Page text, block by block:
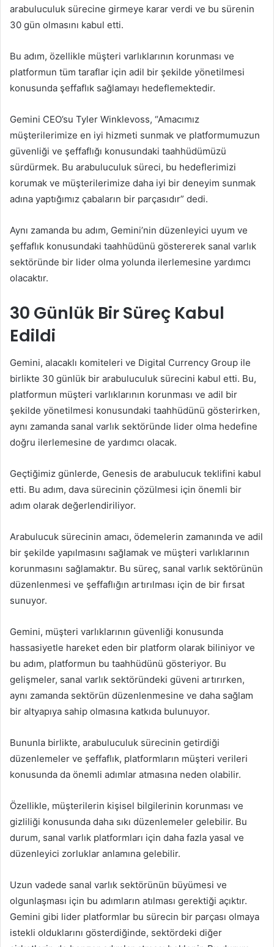
arabuluculuk sürecine girmeye karar verdi ve bu sürenin
30 gün olmasını kabul etti.
Bu adım, özellikle müşteri varlıklarının korunması ve
platformun tüm taraflar için adil bir şekilde yönetilmesi
konusunda şeffaflık sağlamayı hedeflemektedir.
Gemini CEO’su Tyler Winklevoss, “Amacımız
müşterilerimize en iyi hizmeti sunmak ve platformumuzun
güvenliği ve şeffaflığı konusundaki taahhüdümüzü
sürdürmek. Bu arabuluculuk süreci, bu hedeflerimizi
korumak ve müşterilerimize daha iyi bir deneyim sunmak
adına yaptığımız çabaların bir parçasıdır” dedi.
Aynı zamanda bu adım, Gemini’nin düzenleyici uyum ve
şeffaflık konusundaki taahhüdünü göstererek sanal varlık
sektöründe bir lider olma yolunda ilerlemesine yardımcı
olacaktır.
30 Günlük Bir Süreç Kabul
Edildi
Gemini, alacaklı komiteleri ve Digital Currency Group ile
birlikte 30 günlük bir arabuluculuk sürecini kabul etti. Bu,
platformun müşteri varlıklarının korunması ve adil bir
şekilde yönetilmesi konusundaki taahhüdünü gösterirken,
aynı zamanda sanal varlık sektöründe lider olma hedefine
doğru ilerlemesine de yardımcı olacak.
Geçtiğimiz günlerde, Genesis de arabulucuk teklifini kabul
etti. Bu adım, dava sürecinin çözülmesi için önemli bir
adım olarak değerlendiriliyor.
Arabulucuk sürecinin amacı, ödemelerin zamanında ve adil
bir şekilde yapılmasını sağlamak ve müşteri varlıklarının
korunmasını sağlamaktır. Bu süreç, sanal varlık sektörünün
düzenlenmesi ve şeffaflığın artırılması için de bir fırsat
sunuyor.
Gemini, müşteri varlıklarının güvenliği konusunda
hassasiyetle hareket eden bir platform olarak biliniyor ve
bu adım, platformun bu taahhüdünü gösteriyor. Bu
gelişmeler, sanal varlık sektöründeki güveni artırırken,
aynı zamanda sektörün düzenlenmesine ve daha sağlam
bir altyapıya sahip olmasına katkıda bulunuyor.
Bununla birlikte, arabuluculuk sürecinin getirdiği
düzenlemeler ve şeffaflık, platformların müşteri verileri
konusunda da önemli adımlar atmasına neden olabilir.
Özellikle, müşterilerin kişisel bilgilerinin korunması ve
gizliliği konusunda daha sıkı düzenlemeler gelebilir. Bu
durum, sanal varlık platformları için daha fazla yasal ve
düzenleyici zorluklar anlamına gelebilir.
Uzun vadede sanal varlık sektörünün büyümesi ve
olgunlaşması için bu adımların atılması gerektiği açıktır.
Gemini gibi lider platformlar bu sürecin bir parçası olmaya
istekli olduklarını gösterdiğinde, sektördeki diğer